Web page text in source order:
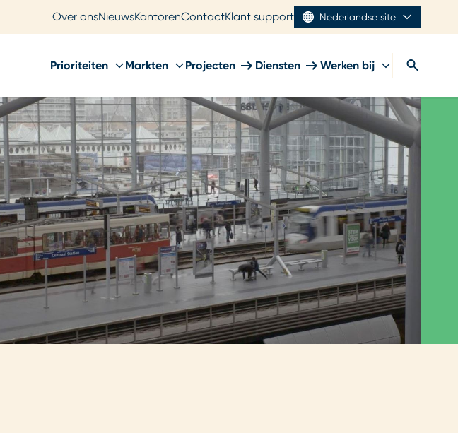
Over onsNieuwsKantorenContactKlant support Nederlandse site
Prioriteiten Markten Projecten Diensten Werken bij